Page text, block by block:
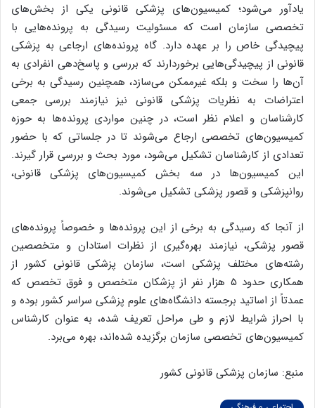
یادآور می‌شود؛ کمیسیون‌های پزشکی قانونی یکی از بخش‌های
تخصصی سازمان است که مسئولیت رسیدگی به پرونده‌هایی با
پیچیدگی خاص را بر عهده دارد. گاه پرونده‌های ارجاعی به پزشکی
قانونی از پیچیدگی‌هایی برخوردارند که بررسی و پاسخ‌دهی انفرادی به
آن‌ها را سخت و بلکه غیرممکن می‌سازد، همچنین رسیدگی به برخی
اعتراضات به نظریات پزشکی قانونی نیز نیازمند بررسی جمعی
کارشناسان و اعلام نظر است، در چنین مواردی پرونده‌ها به حوزه
کمیسیون‌های تخصصی ارجاع می‌شوند تا در جلساتی که با حضور
تعدادی از کارشناسان تشکیل می‌شود، مورد بحث و بررسی قرار گیرند.
این کمیسیون‌ها در سه بخش کمیسیون‌های پزشکی قانونی،
روانپزشکی و قصور پزشکی تشکیل می‌شوند.
از آنجا که رسیدگی به برخی از این پرونده‌ها و خصوصاً پرونده‌های
قصور پزشکی، نیازمند بهره‌گیری از نظرات استادان و متخصصین
رشته‌های مختلف پزشکی است، سازمان پزشکی قانونی کشور از
همکاری حدود ۵ هزار نفر از پزشکان متخصص و فوق تخصص که
عمدتاً از اساتید برجسته دانشگاه‌های علوم پزشکی سراسر کشور بوده و
با احراز شرایط لازم و طی مراحل تعریف شده، به عنوان کارشناس
کمیسیون‌های تخصصی سازمان برگزیده شده‌اند، بهره می‌برد.
منبع: سازمان پزشکی قانونی کشور